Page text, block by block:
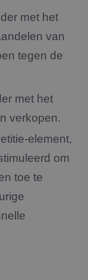
met het
van
tegen de
met het
verkopen.
element,
om
toe te